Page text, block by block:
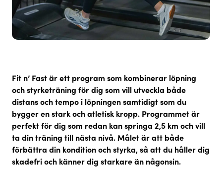
Fit n’ Fastär ett program som kombinerar löpning
och styrketräning för dig som vill utveckla både
distans och tempo i löpningen samtidigt som du
bygger en stark och atletisk kropp. Programmet är
perfekt för dig som redan kan springa 2,5 km och vill
ta din träning till nästa nivå. Målet är att både
förbättra din kondition och styrka,så att du håller dig
skadefri och känner dig starkare än någonsin.